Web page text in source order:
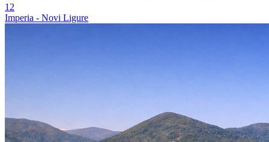
12
Imperia - Novi Ligure